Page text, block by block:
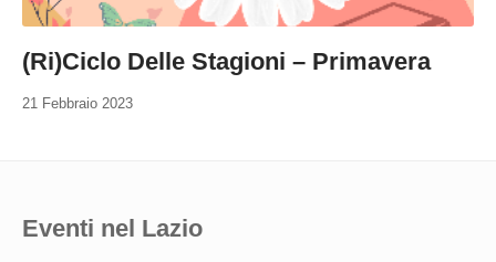
(Ri)Ciclo Delle Stagioni – Primavera
21 Febbraio 2023
Eventi nel Lazio